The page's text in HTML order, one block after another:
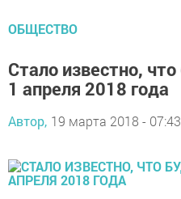
ОБЩЕСТВО
Стало известно,
1 апреля 2018 года
Автор, 19 марта 2018 - 07:43